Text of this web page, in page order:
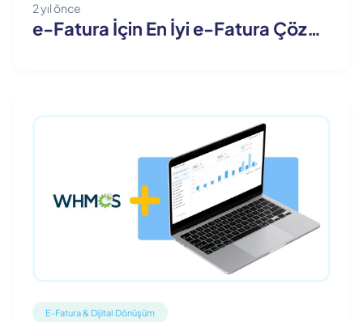
2 yıl önce
e-Fatura İçin En İyi e-Fatura Çözümleri ve Özellikleri
E-Fatura & Dijital Dönüşüm